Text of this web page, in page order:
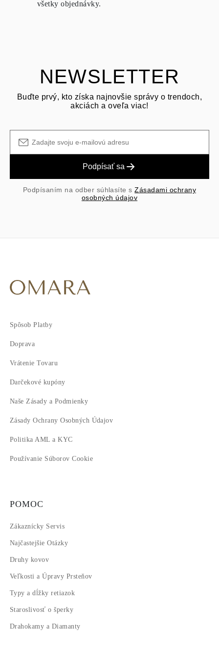
od dátumu doručenia zásielky.
všetky objednávky.
NEWSLETTER
Buďte prvý, kto získa najnovšie správy o trendoch,
akciách a oveľa viac!
Podpísať sa
Podpísaním na odber súhlasíte sZásadami ochrany
osobných údajov
Spôsob Platby
Doprava
Vrátenie Tovaru
Darčekové kupóny
Naše Zásady a Podmienky
Zásady Ochrany Osobných Údajov
Politika AML a KYC
Používanie Súborov Cookie
POMOC
Zákaznícky Servis
Najčastejšie Otázky
Druhy kovov
Veľkosti a Úpravy Prsteňov
Typy a dĺžky retiazok
Staroslivosť o šperky
Drahokamy a Diamanty